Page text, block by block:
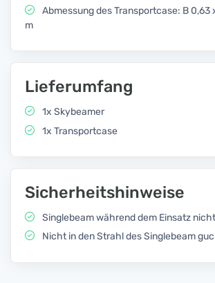
Abmessung des Transportcase: B 0,63
m
Lieferumfang
1x Skybeamer
1x Transportcase
Sicherheitshinweise
Singlebeam während dem Einsatz
Nicht in den Strahl des Singlebeam